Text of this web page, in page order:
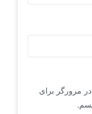
مرورگر برای